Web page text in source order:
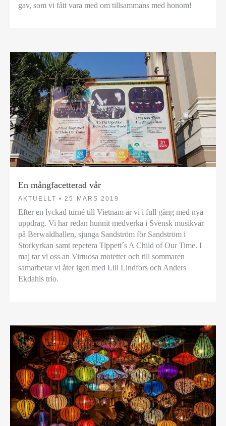
gav, som vi fått vara med om tillsammans med honom!
En mångfacetterad vår
AKTUELLT • 25 MARS 2019
Efter en lyckad turné till Vietnam är vi i full gång med nya
uppdrag. Vi har redan hunnit medverka i Svensk musikvår
på Berwaldhallen, sjunga Sandström för Sandström i
Storkyrkan samt repetera Tippett´s A Child of Our Time. I
maj tar vi oss an Virtuosa motetter och till sommaren
samarbetar vi åter igen med Lill Lindfors och Anders
Ekdahls trio.